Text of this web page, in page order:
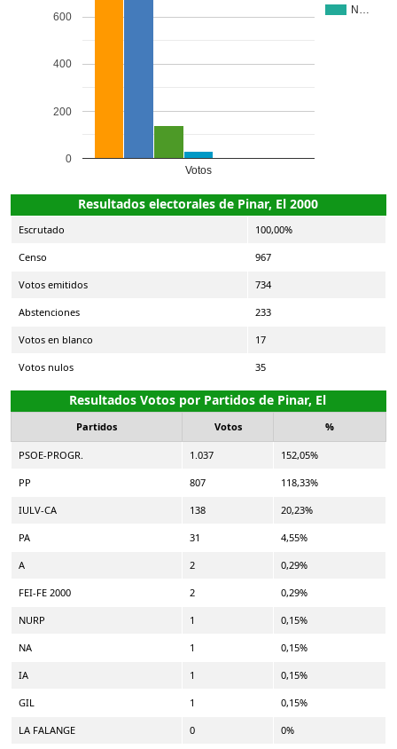
N…
Votos
0
200
400
600
Resultados electorales de Pinar, El 2000
Escrutado 100,00%
Censo 967
Votos emitidos 734
Abstenciones 233
Votos en blanco 17
Votos nulos 35
Resultados Votos por Partidos de Pinar, El
Partidos Votos %
PSOE-PROGR. 1.037 152,05%
PP 807 118,33%
IULV-CA 138 20,23%
PA 31 4,55%
A 2 0,29%
FEI-FE 2000 2 0,29%
NURP 1 0,15%
NA 1 0,15%
IA 1 0,15%
GIL 1 0,15%
LA FALANGE 0 0%